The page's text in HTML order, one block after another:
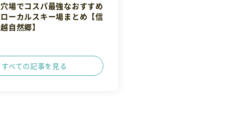
穴場でコスパ最強なおすすめ
ローカルスキー場まとめ【信
越自然郷】
すべての記事を見る